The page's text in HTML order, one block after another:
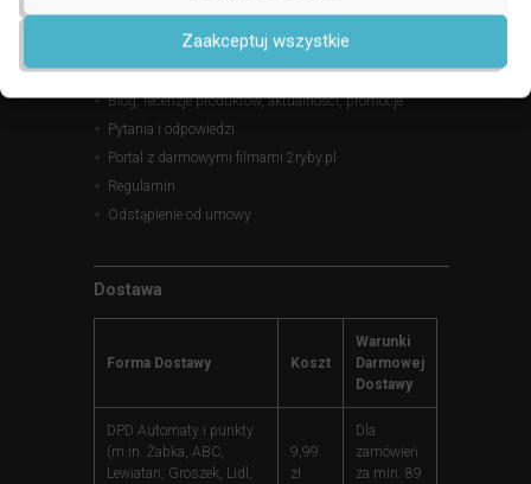
Zaakceptuj wszystkie
Newsletter – zapisz się i zyskaj
Zwroty – bezpieczne zakupy
Kontakt, godziny otwarcia, mapa dojazdu
Blog, recenzje produktów, aktualności, promocje
Pytania i odpowiedzi
Portal z darmowymi filmami 2ryby.pl
Regulamin
Odstąpienie od umowy
Dostawa
Forma Dostawy Koszt
Warunki
Darmowej
Dostawy
DPD Automaty i punkty
(m.in. Żabka, ABC,
Lewiatan, Groszek, Lidl,
9,99
zł
Dla
zamówień
za min. 89